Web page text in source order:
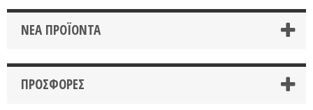
ΝΈΑ ΠΡΟΪΌΝΤΑ
ΠΡΟΣΦΟΡΈΣ